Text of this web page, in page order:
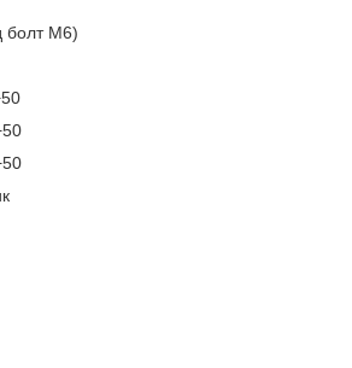
болт М6)